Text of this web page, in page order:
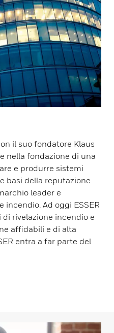
il suo fondatore Klaus
nella fondazione di una
e produrre sistemi
basi della reputazione
leader e
incendio. Ad oggi ESSER
rivelazione incendio e
affidabili e di alta
entra a far parte del